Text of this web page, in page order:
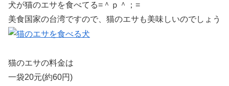
犬が猫のエサを食べてる=＾ｐ＾；=
美食国家の台湾ですので、猫のエサも美味しいのでしょう
猫のエサの料金は
一袋20元(約60円)